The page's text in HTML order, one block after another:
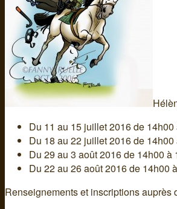
Du 11 au 15 juillet 2016 de 14h00
Du 18 au 22 juillet 2016 de 14h00
Du 29 au 3 août 2016 de 14h00 à
Du 22 au 26 août 2016 de 14h00
Renseignements et inscriptions